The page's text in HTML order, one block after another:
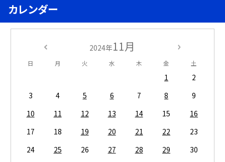
カレンダー
2024年11月
日 月 火 水 木 金 土
1
2
3
4 5 6 7 8
9
10
11 12 13 14 15
16
17
18 19 20 21 22
23
24
25 26 27 28 29 30